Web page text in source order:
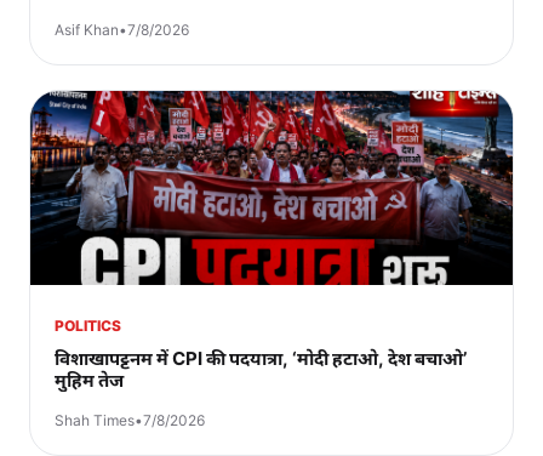
Asif Khan•7/8/2026
POLITICS
विशाखापट्टनम में CPI की पदयात्रा, ‘मोदी हटाओ, देश बचाओ’
मुहिम तेज
Shah Times•7/8/2026